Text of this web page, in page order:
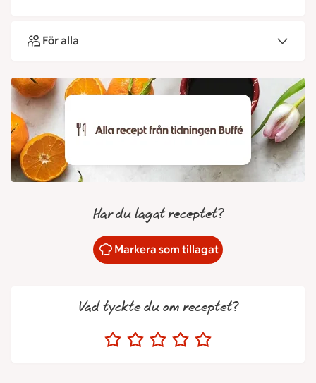
För alla
Har du lagat receptet?
Markera som tillagat
Vad tyckte du om receptet?